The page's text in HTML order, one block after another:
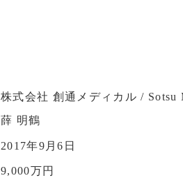
株式会社 創通メディカル / Sotsu
薛 明鶴
2017年9月6日
9,000万円